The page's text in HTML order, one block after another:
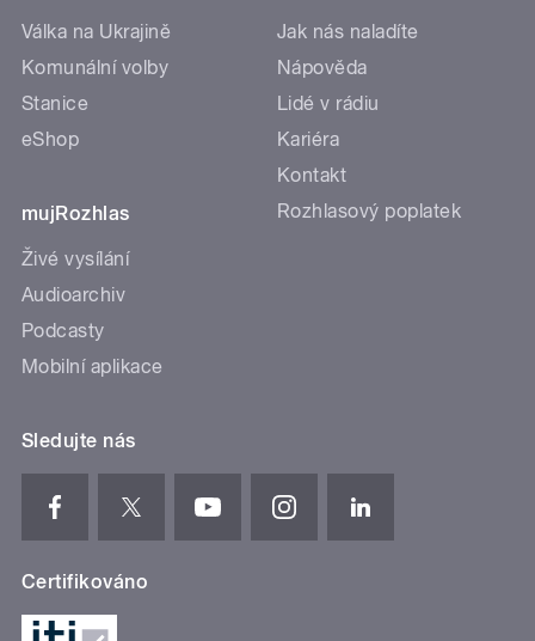
Válka na Ukrajině
Komunální volby
Stanice
eShop
mujRozhlas
Živé vysílání
Audioarchiv
Podcasty
Mobilní aplikace
Jak nás naladíte
Nápověda
Lidé v rádiu
Kariéra
Kontakt
Rozhlasový poplatek
Sledujte nás
Certifikováno